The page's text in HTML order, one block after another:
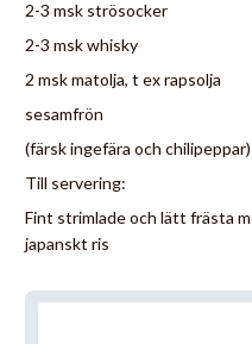
2-3 msk strösocker
2-3 msk whisky
2 msk matolja, t ex rapsolja
sesamfrön
(färsk ingefära och chilipeppar)
Till servering:
Fint strimlade och lätt frästa
japanskt ris